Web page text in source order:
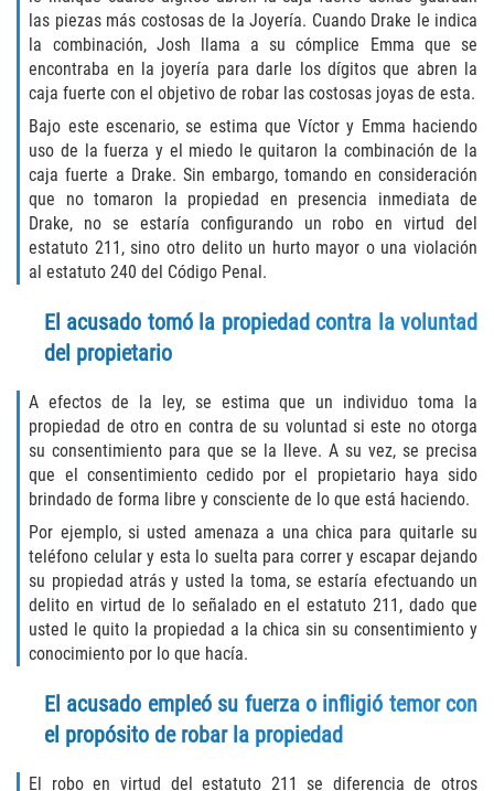
Fabricación de Drogas
Leyes sobre Marihuana en California
Proposición 36
Posesión de Marihuana para la Venta
Posesión De Parafernalia De Drogas
Posesión de Sustancias Controladas
Posesión de una Sustancia
Controlada para la Venta
Posesión de Marihuana
Posesión De Metanfetamina
Programa de Desviación Previo al
Juicio
Transporte De Sustancias
Controladas Para La Venta
Delitos de Fraude
Fraude al Sistema de Salud
Trabajadores
las piezas más costosas de la Joyería. Cuando Drake le indica
la combinación, Josh llama a su cómplice Emma que se
encontraba en la joyería para darle los dígitos que abren la
caja fuerte con el objetivo de robar las costosas joyas de esta.
Bajo este escenario, se estima que Víctor y Emma haciendo
uso de la fuerza y el miedo le quitaron la combinación de la
caja fuerte a Drake. Sin embargo, tomando en consideración
que no tomaron la propiedad en presencia inmediata de
Drake, no se estaría configurando un robo en virtud del
estatuto 211, sino otro delito un hurto mayor o una violación
al estatuto 240 del Código Penal.
El acusado tomó la propiedad contra la voluntad
del propietario
A efectos de la ley, se estima que un individuo toma la
propiedad de otro en contra de su voluntad si este no otorga
su consentimiento para que se la lleve. A su vez, se precisa
que el consentimiento cedido por el propietario haya sido
brindado de forma libre y consciente de lo que está haciendo.
Por ejemplo, si usted amenaza a una chica para quitarle su
teléfono celular y esta lo suelta para correr y escapar dejando
su propiedad atrás y usted la toma, se estaría efectuando un
delito en virtud de lo señalado en el estatuto 211, dado que
usted le quito la propiedad a la chica sin su consentimiento y
conocimiento por lo que hacía.
El acusado empleó su fuerza o infligió temor con
el propósito de robar la propiedad
El robo en virtud del estatuto 211 se diferencia de otros